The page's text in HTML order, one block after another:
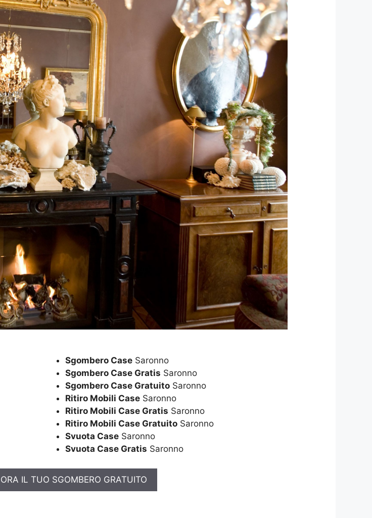
Sgombero Case Saronno
Sgombero Case Gratis Saronno
Sgombero Case Gratuito Saronno
Ritiro Mobili Case Saronno
Ritiro Mobili Case Gratis Saronno
Ritiro Mobili Case Gratuito Saronno
Svuota Case Saronno
Svuota Case Gratis Saronno
IL TUO SGOMBERO GRATUITO